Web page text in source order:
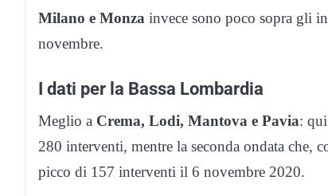
Milano e Monza invece sono poco sopra gli
novembre.
I dati per la Bassa Lombardia
Meglio a Crema, Lodi, Mantova e Pavia:
280 interventi, mentre la seconda ondata che,
picco di 157 interventi il 6 novembre 2020.